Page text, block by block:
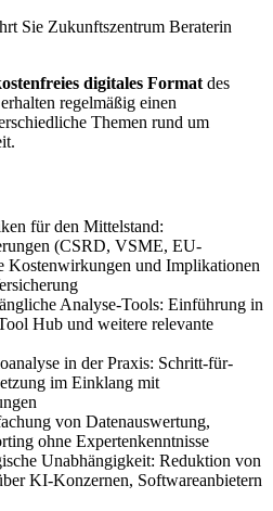
Sie Zukunftszentrum Beraterin
digitales Format des
regelmäßig einen
Themen rund um
für den Mittelstand:
(CSRD, VSME, EU-
Kostenwirkungen und Implikationen
Analyse-Tools: Einführung in
Hub und weitere relevante
in der Praxis: Schritt-für-
im Einklang mit
von Datenauswertung,
ohne Expertenkenntnisse
Unabhängigkeit: Reduktion von
KI-Konzernen, Softwareanbietern